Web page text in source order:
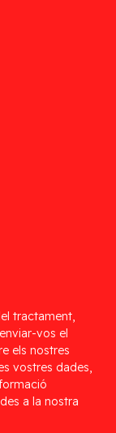
tractament,
vos el
els nostres
vostres dades,
a la nostra